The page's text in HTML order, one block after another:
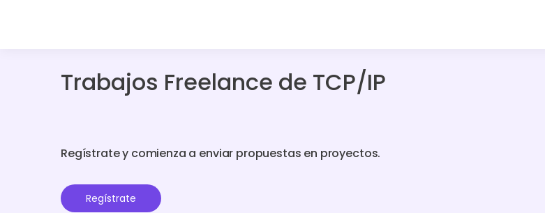
Trabajos Freelance de TCP/IP
Regístrate y comienza a enviar propuestas en proyectos.
Regístrate